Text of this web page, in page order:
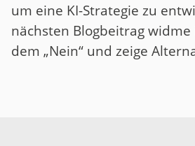
um eine KI-Strategie zu
nächsten Blogbeitrag
dem „Nein“ und zeige